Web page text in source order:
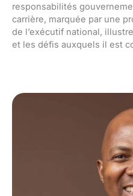
responsabilités
carrière, marquée par une
de l’exécutif national,
et les défis auxquels il est